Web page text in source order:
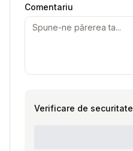
Comentariu
Verificare de securitate